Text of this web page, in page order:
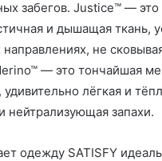
забегов. Justice™ — это
и дышащая ткань,
не
— это тончайшая
лёгкая и
нейтрализующая запахи.
одежду SATISFY